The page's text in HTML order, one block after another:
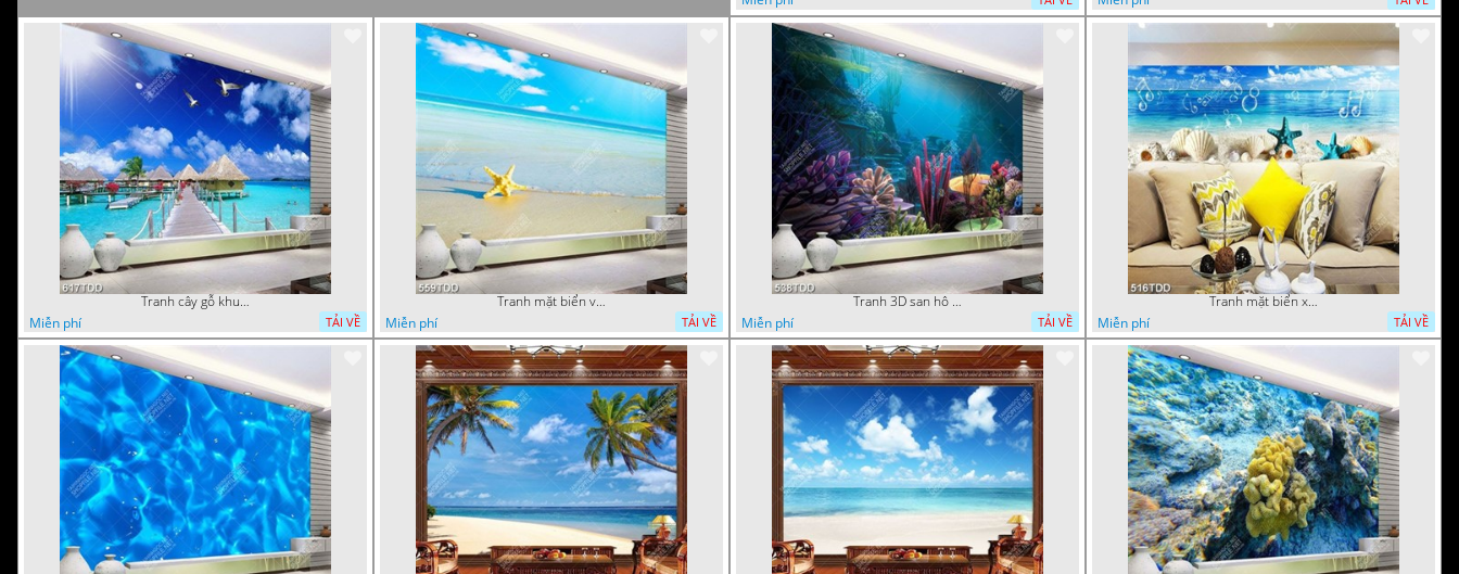
Tranh cây gỗ khu nghỉ dưỡng trên biển đẹp
Miễn phí
TẢI VỀ
Tranh mặt biển và sao biển chất lượng cao
Miễn phí
TẢI VỀ
Tranh 3D san hô và đại dương đẹp độc đáo
Miễn phí
TẢI VỀ
Tranh mặt biển xanh psd
Miễn phí
TẢI VỀ